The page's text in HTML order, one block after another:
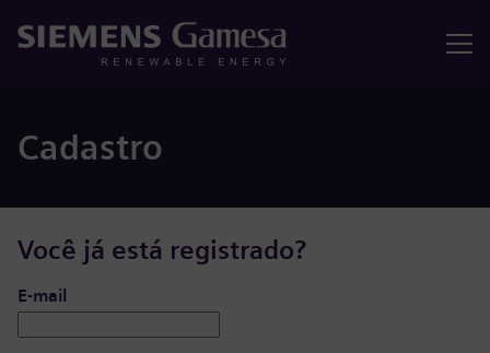
Cadastro
Você já está registrado?
Login: usuário e senha
E-mail